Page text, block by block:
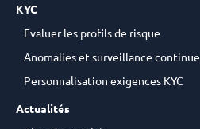
KYC
Evaluer les profils de risque
Anomalies et surveillance continue
Personnalisation exigences KYC
Actualités